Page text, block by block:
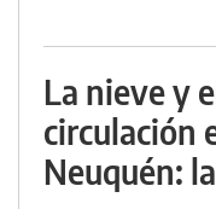
La nieve y
circulación
Neuquén: